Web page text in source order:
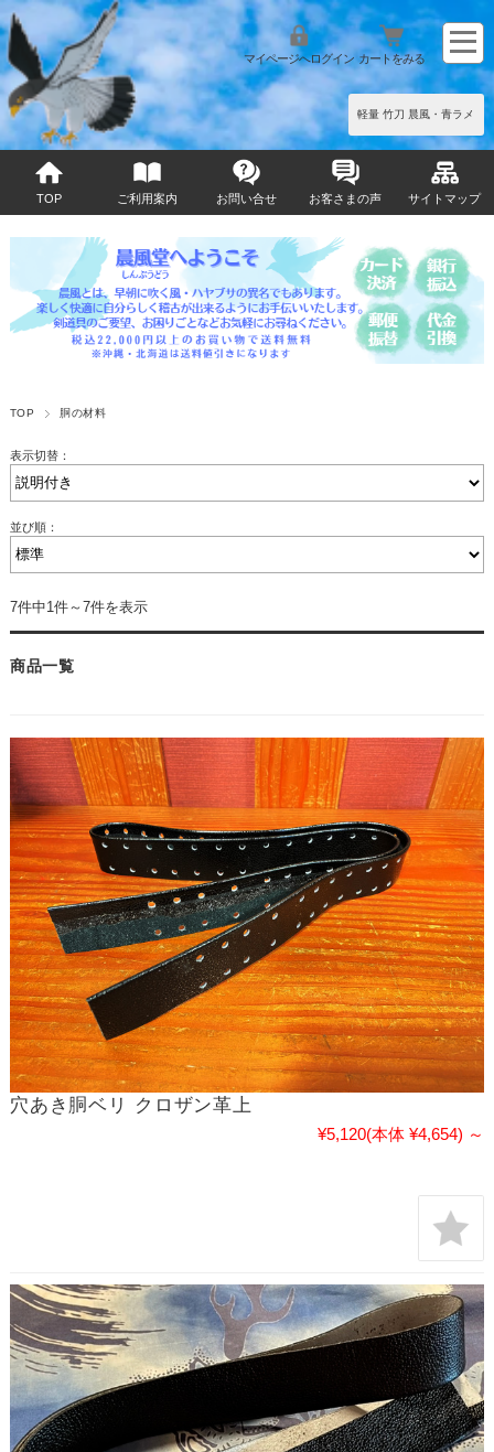
軽量 竹刀 晨風・青ラメ
マイページへログイン カートをみる
TOP ご利用案内 お問い合せ お客さまの声 サイトマップ
TOP 胴の材料
表示切替：
並び順：
7件中1件～7件を表示
商品一覧
穴あき胴ベリ クロザン革上
¥5,120(本体 ¥4,654) ～